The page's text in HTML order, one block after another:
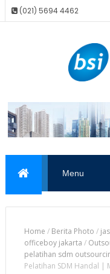
(021) 5694 4462
Home / Berita Photo /
officeboy jakarta /
pelatihan sdm
Pelatihan SDM Handal |